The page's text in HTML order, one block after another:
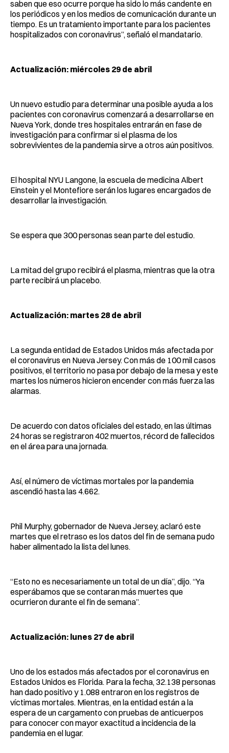
saben que eso ocurre porque ha sido lo más candente en
los periódicos y en los medios de comunicación durante un
tiempo. Es un tratamiento importante para los pacientes
hospitalizados con coronavirus”, señaló el mandatario.
Actualización: miércoles 29 de abril
Un nuevo estudio para determinar una posible ayuda a los
pacientes con coronavirus comenzará a desarrollarse en
Nueva York, donde tres hospitales entrarán en fase de
investigación para confirmar si el plasma de los
sobrevivientes de la pandemia sirve a otros aún positivos.
El hospital NYU Langone, la escuela de medicina Albert
Einstein y el Montefiore serán los lugares encargados de
desarrollar la investigación.
Se espera que 300 personas sean parte del estudio.
La mitad del grupo recibirá el plasma, mientras que la otra
parte recibirá un placebo.
Actualización: martes 28 de abril
La segunda entidad de Estados Unidos más afectada por
el coronavirus en Nueva Jersey. Con más de 100 mil casos
positivos, el territorio no pasa por debajo de la mesa y este
martes los números hicieron encender con más fuerza las
alarmas.
De acuerdo con datos oficiales del estado, en las últimas
24 horas se registraron 402 muertos, récord de fallecidos
en el área para una jornada.
Así, el número de víctimas mortales por la pandemia
ascendió hasta las 4.662.
Phil Murphy, gobernador de Nueva Jersey, aclaró este
martes que el retraso es los datos del fin de semana pudo
haber alimentado la lista del lunes.
“Esto no es necesariamente un total de un día”, dijo. “Ya
esperábamos que se contaran más muertes que
ocurrieron durante el fin de semana”.
Actualización: lunes 27 de abril
Uno de los estados más afectados por el coronavirus en
Estados Unidos es Florida. Para la fecha, 32.138 personas
han dado positivo y 1.088 entraron en los registros de
víctimas mortales. Mientras, en la entidad están a la
espera de un cargamento con pruebas de anticuerpos
para conocer con mayor exactitud a incidencia de la
pandemia en el lugar.